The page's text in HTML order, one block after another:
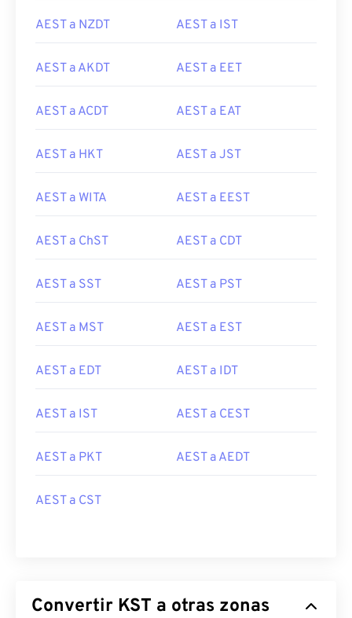
AEST a NZDT AEST a IST
AEST a AKDT AEST a EET
AEST a ACDT AEST a EAT
AEST a HKT AEST a JST
AEST a WITA AEST a EEST
AEST a ChST AEST a CDT
AEST a SST AEST a PST
AEST a MST AEST a EST
AEST a EDT AEST a IDT
AEST a IST AEST a CEST
AEST a PKT AEST a AEDT
AEST a CST
Convertir KST a otras zonas